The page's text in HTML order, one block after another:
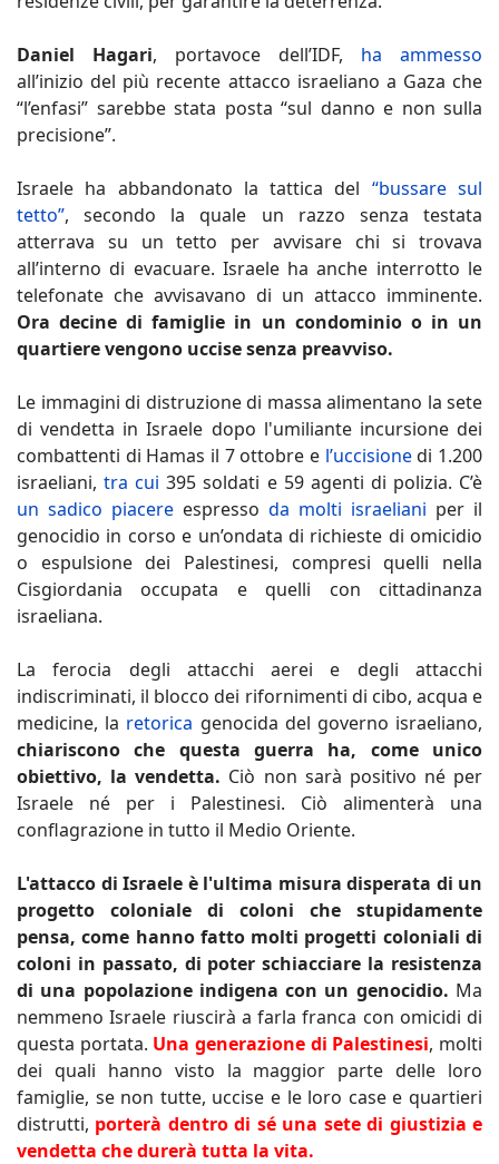
Daniel Hagari, portavoce dell’IDF, ha ammesso
all’inizio del più recente attacco israeliano a Gaza che
“l’enfasi” sarebbe stata posta “sul danno e non sulla
precisione”.
Israele ha abbandonato la tattica del “bussare sul
tetto”, secondo la quale un razzo senza testata
atterrava su un tetto per avvisare chi si trovava
all’interno di evacuare. Israele ha anche interrotto le
telefonate che avvisavano di un attacco imminente.
Ora decine di famiglie in un condominio o in un
quartiere vengono uccise senza preavviso.
Le immagini di distruzione di massa alimentano la sete
di vendetta in Israele dopo l'umiliante incursione dei
combattenti di Hamas il 7 ottobre e l’uccisionedi 1.200
israeliani,tra cui 395 soldati e 59 agenti di polizia. C’è
un sadico piacere espresso da molti israeliani per il
genocidio in corso e un’ondata di richieste di omicidio
o espulsione dei Palestinesi, compresi quelli nella
Cisgiordania occupata e quelli con cittadinanza
israeliana.
La ferocia degli attacchi aerei e degli attacchi
indiscriminati, il blocco dei rifornimenti di cibo, acqua e
medicine, la retorica genocida del governo israeliano,
chiariscono che questa guerra ha, come unico
obiettivo, la vendetta. Ciò non sarà positivo né per
Israele né per i Palestinesi. Ciò alimenterà una
conflagrazione in tutto il Medio Oriente.
L'attacco di Israele è l'ultima misura disperata di un
progetto coloniale di coloni che stupidamente
pensa, come hanno fatto molti progetti coloniali di
coloni in passato, di poter schiacciare la resistenza
di una popolazione indigena con un genocidio. Ma
nemmeno Israele riuscirà a farla franca con omicidi di
questa portata. Una generazione di Palestinesi, molti
dei quali hanno visto la maggior parte delle loro
famiglie, se non tutte, uccise e le loro case e quartieri
distrutti, porterà dentro di sé una sete di giustizia e
vendetta che durerà tutta la vita.